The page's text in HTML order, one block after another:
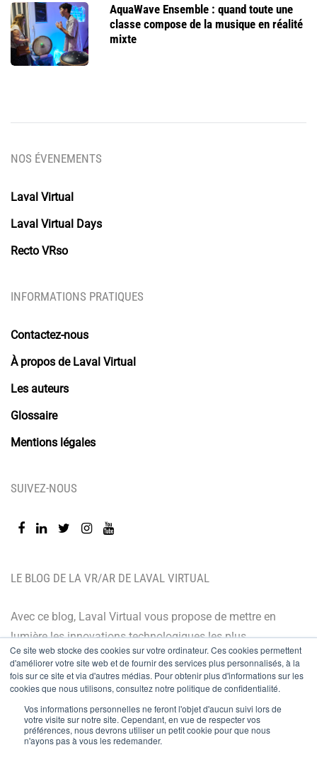
Ce site web stocke des cookies sur votre ordinateur. Ces cookies permettent
d'améliorer votre site web et de fournir des services plus personnalisés, à la
fois sur ce site et via d'autres médias. Pour obtenir plus d'informations sur les
cookies que nous utilisons, consultez notre politique de confidentialité.
Vos informations personnelles ne feront l'objet d'aucun suivi lors de
votre visite sur notre site. Cependant, en vue de respecter vos
préférences, nous devrons utiliser un petit cookie pour que nous
n'ayons pas à vous les redemander.
AquaWave Ensemble : quand toute une
classe compose de la musique en réalité
mixte
LE BLOG DE LA VR/AR DE LAVAL VIRTUAL
Avec ce blog, Laval Virtual vous propose de mettre en
lumière les innovations technologiques les plus
récentes et les dernières tendances. Orienté BtoB, le
blog de Laval Virtual s’adresse à tous ceux qui désirent
mieux comprendre et mieux maîtriser les technologies
immersives, les intégrer à leur chaîne de valeur ou
encore anticiper leurs évolutions.
NOS ÉVENEMENTS
Laval Virtual
Laval Virtual Days
Recto VRso
INFORMATIONS PRATIQUES
Contactez-nous
À propos de Laval Virtual
Les auteurs
Glossaire
Mentions légales
SUIVEZ-NOUS